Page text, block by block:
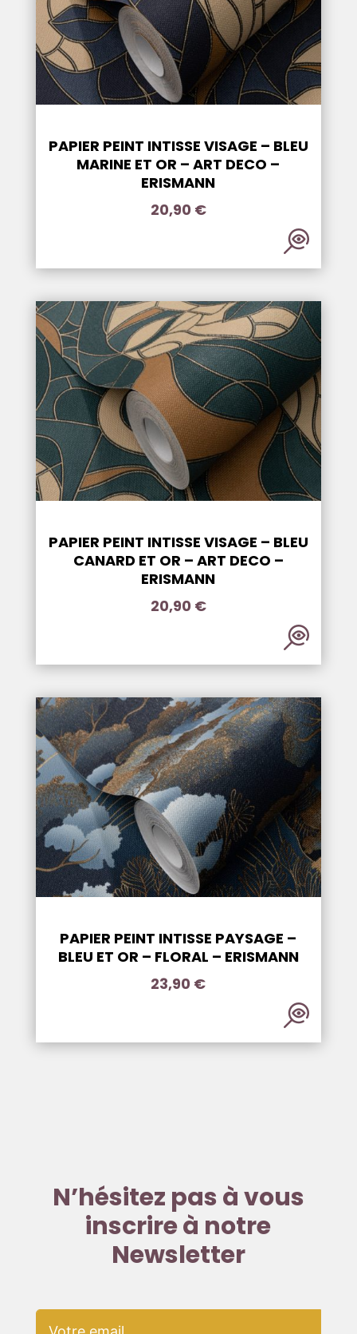
PAPIER PEINT INTISSE VISAGE – BLEU
MARINE ET OR – ART DECO –
ERISMANN
20,90 €
PAPIER PEINT INTISSE VISAGE – BLEU
CANARD ET OR – ART DECO –
ERISMANN
20,90 €
PAPIER PEINT INTISSE PAYSAGE –
BLEU ET OR – FLORAL – ERISMANN
23,90 €
N’hésitez pas à vous
inscrire à notre
Newsletter